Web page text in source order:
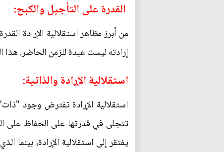
القدرة على التأجيل والكبح:
من أبرز مظاهر استقلالية الإرادة
إرادته ليست عبدة للزمن الحاضر.
استقلالية الإرادة والذاتية:
استقلالية الإرادة تفترض وجود
تتجلى في قدرتها على الحفاظ على
يفتقر إلى استقلالية الإرادة،